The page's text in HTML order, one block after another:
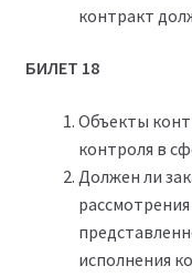
контракт
БИЛЕТ 18
Объекты
контроля в
Должен ли
исполнения